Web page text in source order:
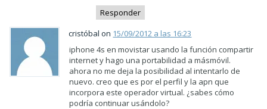
Responder
cristóbal on 15/09/2012 a las 16:23
iphone 4s en movistar usando la función compartir
internet y hago una portabilidad a másmóvil.
ahora no me deja la posibilidad al intentarlo de
nuevo. creo que es por el perfil y la apn que
incorpora este operador virtual. ¿sabes cómo
podría continuar usándolo?